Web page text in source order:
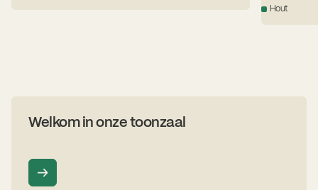
Hout
Welkom in onze toonzaal